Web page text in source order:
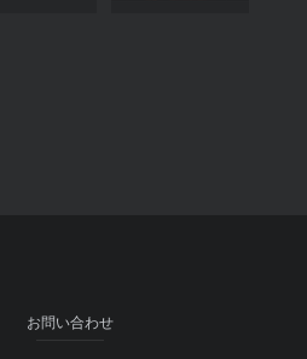
お問い合わせ